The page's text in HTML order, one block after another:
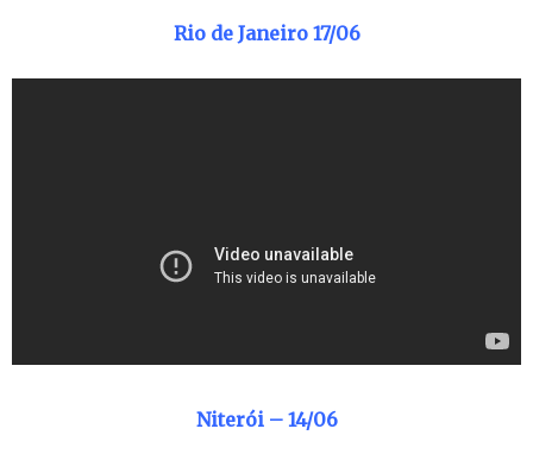
Rio de Janeiro 17/06
Niterói – 14/06